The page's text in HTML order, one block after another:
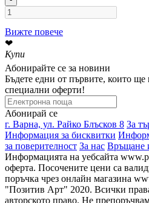
Вижте повече
❤
Купи
Абонирайте се за новини
Бъдете едни от първите, които
специални оферти!
Абонирай се
г. Варна, ул. Райко Блъсков 8 За
Информация за бисквитки
за поверителност За нас Връщане
Информацията на уебсайта
оферта. Посочените цени са
поръчка чрез онлайн магазина
"Позитив Арт" 2020. Всички права
авторското право. Не